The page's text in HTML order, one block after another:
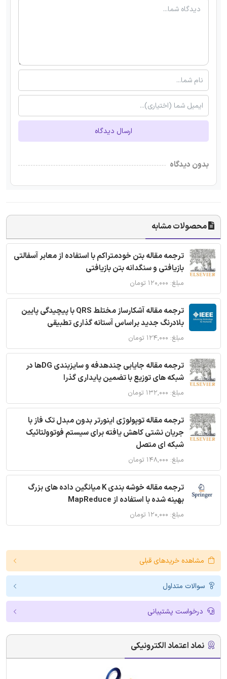
ارسال دیدگاه
بدون دیدگاه
محصولات مشابه
ترجمه مقاله بتن خودمتراکم با استفاده از معابر آسفالتی
بازیافتی و سنگدانه بتن بازیافتی
مبلغ: ۱۲۰,۰۰۰ تومان
ترجمه مقاله آشکارساز مختلط QRS با پیچیدگی پایین
بلادرنگ جدید براساس آستانه گذاری تطبیقی
مبلغ: ۱۲۴,۰۰۰ تومان
ترجمه مقاله جایابی چندهدفه و سایزبندی DGها در
شبکه های توزیع با تضمین پایداری گذرا
مبلغ: ۱۳۲,۰۰۰ تومان
ترجمه مقاله توپولوژی اینورتر بدون مبدل تک فاز با
جریان نشتی کاهش یافته برای سیستم فوتوولتائیک
شبکه ای متصل
مبلغ: ۱۴۸,۰۰۰ تومان
ترجمه مقاله خوشه بندی K میانگین داده های بزرگ
بهینه شده با استفاده از MapReduce
مبلغ: ۱۲۰,۰۰۰ تومان
مشاهده خریدهای قبلی
سوالات متداول
درخواست پشتیبانی
نماد اعتماد الکترونیکی